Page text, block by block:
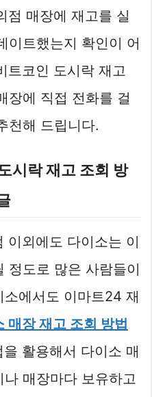
점 매장에 재고를 실
이트했는지 확인이 어
트코인 도시락 재고
장에 직접 전화를 걸
천해 드립니다.
시락 재고 조회 방
외에도 다이소는 이
도로 많은 사람들이
에서도 이마트24 재
매장 재고 조회 방법
활용해서 다이소 매
매장마다 보유하고